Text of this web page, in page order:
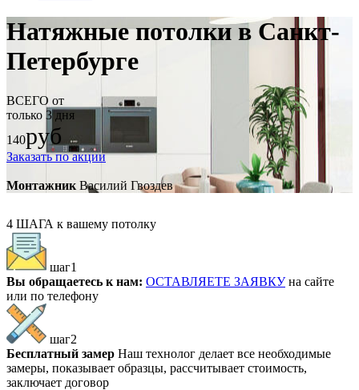
Натяжные потолки в Санкт-
Петербурге
ВСЕГО от
только 3 дня
140руб
Заказать по акции
Монтажник Василий Гвоздев
4 ШАГА к вашему потолку
шаг1
Вы обращаетесь к нам: ОСТАВЛЯЕТЕ ЗАЯВКУна сайте
или по телефону
шаг2
Бесплатный замер Наш технолог делает все необходимые
замеры, показывает образцы, рассчитывает стоимость,
заключает договор